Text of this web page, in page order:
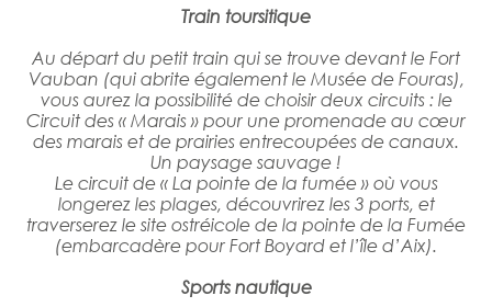
Train toursitique
Au départ du petit train qui se trouve devant le Fort
Vauban (qui abrite également le Musée de Fouras),
vous aurez la possibilité de choisir deux circuits : le
Circuit des « Marais » pour une promenade au cœur
des marais et de prairies entrecoupées de canaux.
Un paysage sauvage !
Le circuit de « La pointe de la fumée » où vous
longerez les plages, découvrirez les 3 ports, et
traverserez le site ostréicole de la pointe de la Fumée
(embarcadère pour Fort Boyard et l’île d’Aix).
Sports nautique